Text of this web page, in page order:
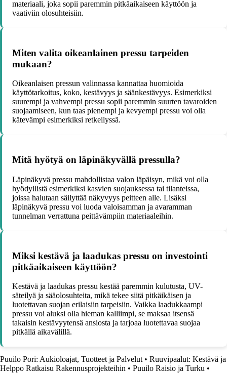
materiaali, joka sopii paremmin pitkäaikaiseen käyttöön ja
vaativiin olosuhteisiin.
Miten valita oikeanlainen pressu tarpeiden
mukaan?
Oikeanlaisen pressun valinnassa kannattaa huomioida
käyttötarkoitus, koko, kestävyys ja säänkestävyys. Esimerkiksi
suurempi ja vahvempi pressu sopii paremmin suurten tavaroiden
suojaamiseen, kun taas pienempi ja kevyempi pressu voi olla
kätevämpi esimerkiksi retkeilyssä.
Mitä hyötyä on läpinäkyvällä pressulla?
Läpinäkyvä pressu mahdollistaa valon läpäisyn, mikä voi olla
hyödyllistä esimerkiksi kasvien suojauksessa tai tilanteissa,
joissa halutaan säilyttää näkyvyys peitteen alle. Lisäksi
läpinäkyvä pressu voi luoda valoisamman ja avaramman
tunnelman verrattuna peittävämpiin materiaaleihin.
Miksi kestävä ja laadukas pressu on investointi
pitkäaikaiseen käyttöön?
Kestävä ja laadukas pressu kestää paremmin kulutusta, UV-
säteilyä ja sääolosuhteita, mikä tekee siitä pitkäikäisen ja
luotettavan suojan erilaisiin tarpeisiin. Vaikka laadukkaampi
pressu voi aluksi olla hieman kalliimpi, se maksaa itsensä
takaisin kestävyytensä ansiosta ja tarjoaa luotettavaa suojaa
pitkällä aikavälillä.
Puuilo Pori: Aukioloajat, Tuotteet ja Palvelut • Ruuvipaalut: Kestävä ja
Helppo Ratkaisu Rakennusprojekteihin • Puuilo Raisio ja Turku •